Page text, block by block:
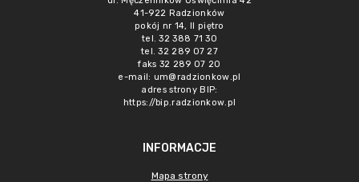
41-922 Radzionków
pokój nr 14, II piętro
tel. 32 388 71 30
tel. 32 289 07 27
faks 32 289 07 20
e-mail: um@radzionkow.pl
adres strony BIP:
https://bip.radzionkow.pl
INFORMACJE
Mapa strony